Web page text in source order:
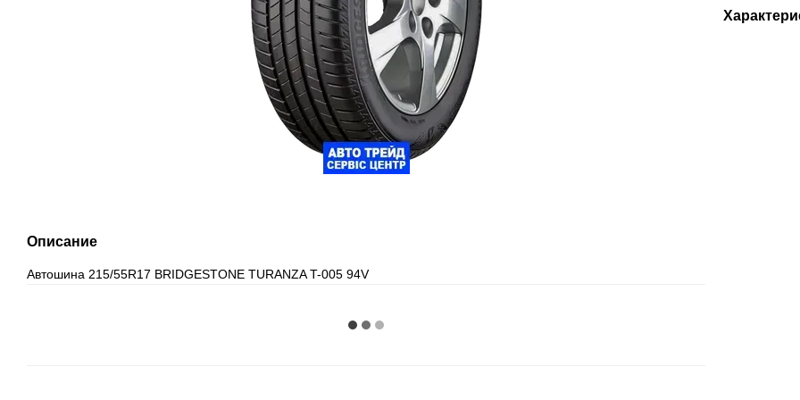
Описание
Автошина 215/55R17 BRIDGESTONE TURANZA T-005 94V